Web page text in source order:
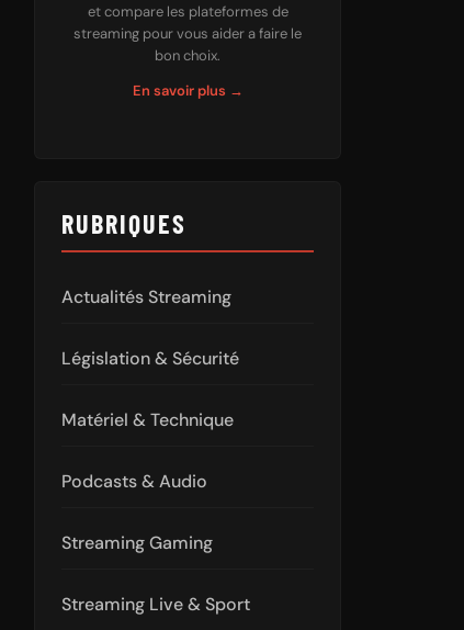
et compare les plateformes de
streaming pour vous aider a faire le
bon choix.
En savoir plus →
RUBRIQUES
Actualités Streaming
Législation & Sécurité
Matériel & Technique
Podcasts & Audio
Streaming Gaming
Streaming Live & Sport